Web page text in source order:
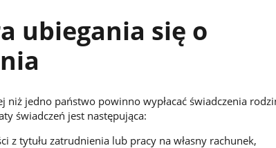
ubiegania się o
niż jedno państwo powinno wypłacać świadczenia
świadczeń jest następująca:
z tytułu zatrudnienia lub pracy na własny rachunek,